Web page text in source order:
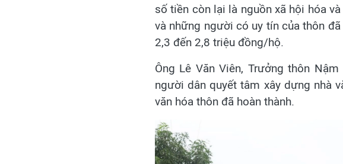
số tiền còn lại là nguồn xã hội hóa
và những người có uy tín của thôn
2,3 đến 2,8 triệu đồng/hộ.
Ông Lê Văn Viên, Trưởng thôn
người dân quyết tâm xây dựng nhà
văn hóa thôn đã hoàn thành.